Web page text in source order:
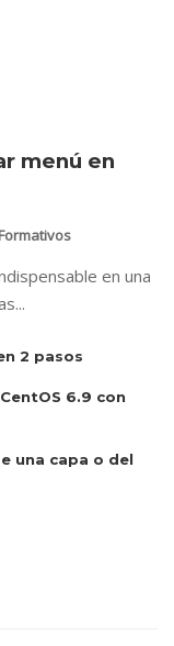
menú en
en una
2 pasos
6.9 con
una capa o del